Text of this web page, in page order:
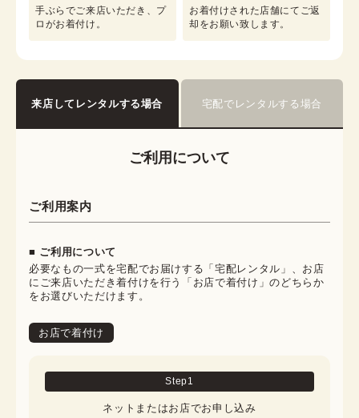
手ぶらでご来店いただき、プ
ロがお着付け。
お着付けされた店舗にてご返
却をお願い致します。
来店してレンタルする場合 宅配でレンタルする場合
ご利用について
ご利用案内
■ ご利用について
必要なもの一式を宅配でお届けする「宅配レンタル」、お店
にご来店いただき着付けを行う「お店で着付け」のどちらか
をお選びいただけます。
お店で着付け
Step1
ネットまたはお店でお申し込み